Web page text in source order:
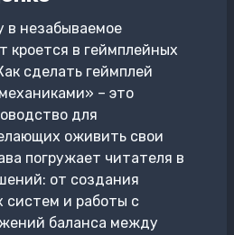
в незабываемое
кроется в геймплейных
сделать геймплей
– это
для
оживить свои
погружает читателя в
от создания
систем и работы с
баланса между